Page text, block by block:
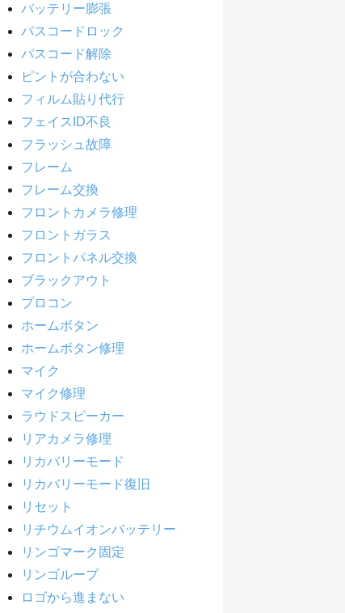
バッテリー膨張
パスコードロック
パスコード解除
ピントが合わない
フィルム貼り代行
フェイスID不良
フラッシュ故障
フレーム
フレーム交換
フロントカメラ修理
フロントガラス
フロントパネル交換
ブラックアウト
プロコン
ホームボタン
ホームボタン修理
マイク
マイク修理
ラウドスピーカー
リアカメラ修理
リカバリーモード
リカバリーモード復旧
リセット
リチウムイオンバッテリー
リンゴマーク固定
リンゴループ
ロゴから進まない